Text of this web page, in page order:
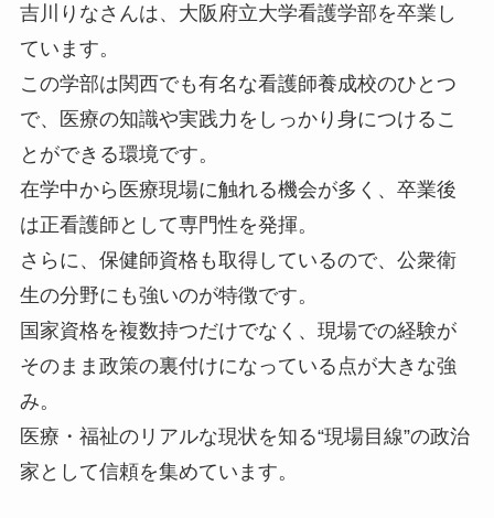
吉川りなさんは、大阪府立大学看護学部を卒業し
ています。
この学部は関西でも有名な看護師養成校のひとつ
で、医療の知識や実践力をしっかり身につけるこ
とができる環境です。
在学中から医療現場に触れる機会が多く、卒業後
は正看護師として専門性を発揮。
さらに、保健師資格も取得しているので、公衆衛
生の分野にも強いのが特徴です。
国家資格を複数持つだけでなく、現場での経験が
そのまま政策の裏付けになっている点が大きな強
み。
医療・福祉のリアルな現状を知る“現場目線”の政治
家として信頼を集めています。